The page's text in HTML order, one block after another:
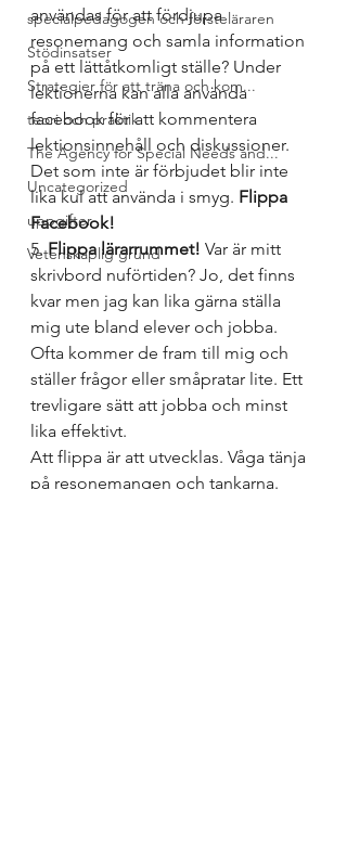
specialpedagogen och försteläraren
Stödinsatser
Strategier för att träna och kom...
teori och praktik
The Agency for Special Needs and...
Uncategorized
uppgifter
Vetenskaplig grund
användas för att fördjupa
resonemang och samla information
på ett lättåtkomligt ställe? Under
lektionerna kan alla använda
facebook för att kommentera
lektionsinnehåll och diskussioner.
Det som inte är förbjudet blir inte
lika kul att använda i smyg. Flippa
Facebook!
5. Flippa lärarrummet! Var är mitt
skrivbord nuförtiden? Jo, det finns
kvar men jag kan lika gärna ställa
mig ute bland elever och jobba.
Ofta kommer de fram till mig och
ställer frågor eller småpratar lite. Ett
trevligare sätt att jobba och minst
lika effektivt.
Att flippa är att utvecklas. Våga tänja
på resonemangen och tankarna.